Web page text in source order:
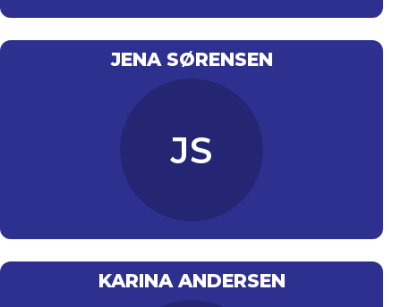
JENA SØRENSEN
JS
KARINA ANDERSEN